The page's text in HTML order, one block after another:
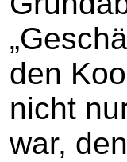
den
nicht
war,